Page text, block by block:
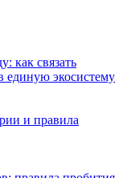
как связать
единую экосистему
и правила